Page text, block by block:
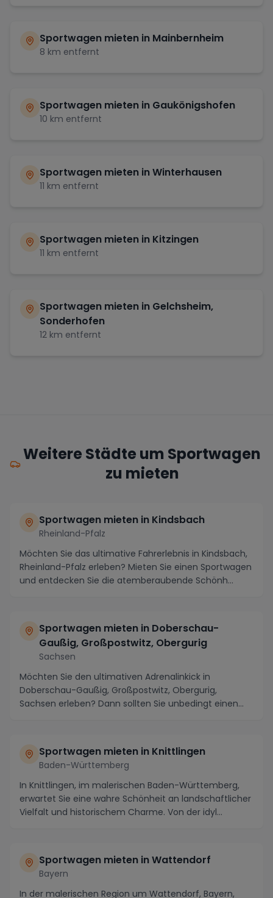
Sportwagen mieten in Mainbernheim
8 km entfernt
Sportwagen mieten in Gaukönigshofen
10 km entfernt
Sportwagen mieten inWinterhausen
11 km entfernt
Sportwagen mieten in Kitzingen
11 km entfernt
Sportwagen mieten in Gelchsheim,
Sonderhofen
12 km entfernt
Weitere Städte um Sportwagen
zu mieten
Sportwagen mieten in Kindsbach
Rheinland-Pfalz
Möchten Sie das ultimative Fahrerlebnis in Kindsbach,
Rheinland-Pfalz erleben? Mieten Sie einen Sportwagen
und entdecken Sie die atemberaubende Schönh...
Sportwagen mieten in Doberschau-
Gaußig, Großpostwitz, Obergurig
Sachsen
Möchten Sie den ultimativen Adrenalinkick in
Doberschau-Gaußig, Großpostwitz, Obergurig,
Sachsen erleben? Dann sollten Sie unbedingt einen
Sportwagen mieten in Knittlingen
Baden-Württemberg
In Knittlingen, im malerischen Baden-Württemberg,
erwartet Sie eine wahre Schönheit an landschaftlicher
Vielfalt und historischem Charme. Von der idyl...
Sportwagen mieten in Wattendorf
Bayern
In der malerischen Region um Wattendorf, Bayern,